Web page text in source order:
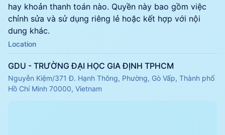
hay khoản thanh toán nào. Quyền này bao gồm việc
chỉnh sửa và sử dụng riêng lẻ hoặc kết hợp với nội
dung khác.
Location
GDU - TRƯỜNG ĐẠI HỌC GIA ĐỊNH TPHCM
Nguyễn Kiệm/371 Đ. Hạnh Thông, Phường, Gò Vấp, Thành phố
Hồ Chí Minh 70000, Vietnam